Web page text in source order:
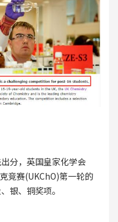
分，英国皇家化学会
竞赛(UKChO)第一轮的
银、铜奖项。